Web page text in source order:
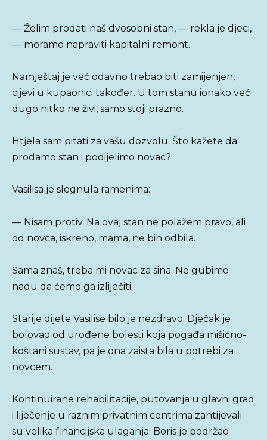
— Želim prodati naš dvosobni stan, — rekla je djeci,
— moramo napraviti kapitalni remont.
Namještaj je već odavno trebao biti zamijenjen,
cijevi u kupaonici također. U tom stanu ionako već
dugo nitko ne živi, samo stoji prazno.
Htjela sam pitati za vašu dozvolu. Što kažete da
prodamo stan i podijelimo novac?
Vasilisa je slegnula ramenima:
— Nisam protiv. Na ovaj stan ne polažem pravo, ali
od novca, iskreno, mama, ne bih odbila.
Sama znaš, treba mi novac za sina. Ne gubimo
nadu da ćemo ga izliječiti.
Starije dijete Vasilise bilo je nezdravo. Dječak je
bolovao od urođene bolesti koja pogađa mišićno-
koštani sustav, pa je ona zaista bila u potrebi za
novcem.
Kontinuirane rehabilitacije, putovanja u glavni grad
i liječenje u raznim privatnim centrima zahtijevali
su velika financijska ulaganja. Boris je podržao